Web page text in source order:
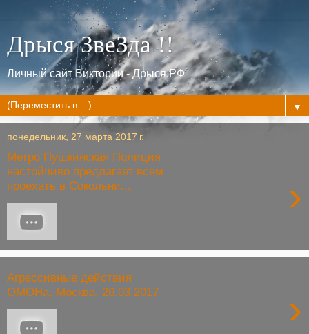
Дрыся ЗвеЗда !!
Личный сайт Виктории - Дрыся.РФ
▼
понедельник, 27 марта 2017 г.
Метро Пушкинская Полиция
настойчиво предлагает всем
проехать в Сокольни...
›
Агрессивные действия
ОМОНа, Москва, 26.03.2017
›